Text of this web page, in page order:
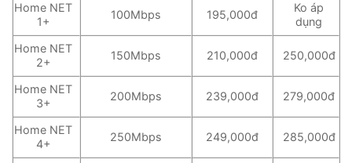
Home NET
1+
100Mbps 195,000đ
Ko áp
dụng
Home NET
2+
150Mbps 210,000đ 250,000đ
Home NET
3+
200Mbps 239,000đ 279,000đ
Home NET
4+
250Mbps 249,000đ 285,000đ